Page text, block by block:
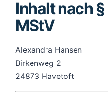
Inhalt nach §
MStV
Alexandra Hansen
Birkenweg 2
24873 Havetoft